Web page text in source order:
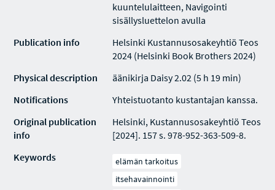
kuuntelulaitteen, Navigointi
sisällysluettelon avulla
Publication info
Helsinki Kustannusosakeyhtiö Teos
2024 (Helsinki Book Brothers 2024)
Physical description
äänikirja Daisy 2.02 (5 h 19 min)
Notifications
Yhteistuotanto kustantajan kanssa.
Original publication
info
Helsinki, Kustannusosakeyhtiö Teos
[2024]. 157 s. 978-952-363-509-8.
Keywords
elämän tarkoitus
itsehavainnointi